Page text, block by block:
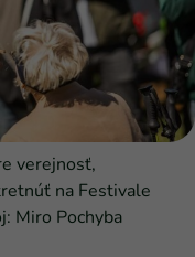
verejnosť,
na Festivale
Miro Pochyba